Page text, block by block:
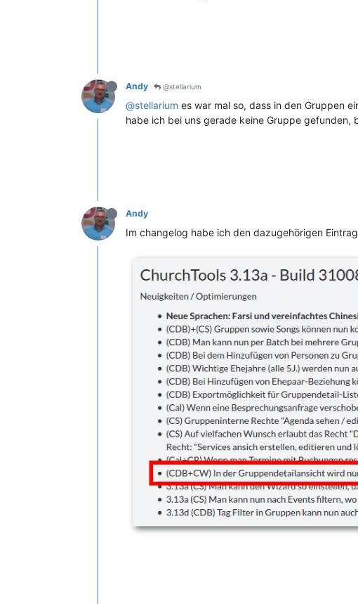
Andy @stellarium
@stellarium es war mal so, dass in den Gruppen
habe ich bei uns gerade keine Gruppe
Andy
Im changelog habe ich den dazugehörigen